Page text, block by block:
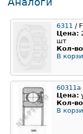
6311 /
Цена:
шт
Кол-
В
60311a
Цена:
Кол-
В